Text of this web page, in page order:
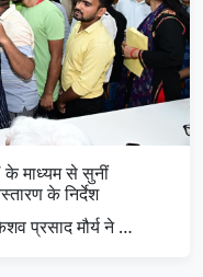
के माध्यम से सुनीं
के निर्देश
प्रसाद मौर्य ने …